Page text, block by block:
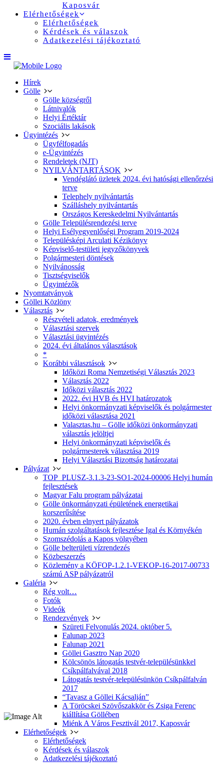
Kaposvár
Elérhetőségek
Elérhetőségek
Kérdések és válaszok
Adatkezelési tájékoztató
Hírek
Gölle
Gölle községről
Látnivalók
Helyi Értéktár
Szociális lakások
Ügyintézés
Ügyfélfogadás
e-Ügyintézés
Rendeletek (NJT)
NYILVÁNTARTÁSOK
Vendéglátó üzletek 2024. évi hatósági ellenőrzési
terve
Telephely nyilvántartás
Szálláshely nyilvántartás
Országos Kereskedelmi Nyilvántartás
Gölle Településrendezési terve
Helyi Esélyegyenlőségi Program 2019-2024
Településképi Arculati Kézikönyv
Képviselő-testületi jegyzőkönyvek
Polgármesteri döntések
Nyilvánosság
Tisztségviselők
Ügyintézők
Nyomtatványok
Göllei Közlöny
Választás
Részvételi adatok, eredmények
Választási szervek
Választási ügyintézés
2024. évi általános választások
*
Korábbi választások
Időközi Roma Nemzetiségi Választás 2023
Választás 2022
Időközi választás 2022
2022. évi HVB és HVI határozatok
Helyi önkormányzati képviselők és polgármester
időközi választása 2021
Valasztas.hu – Gölle időközi önkormányzati
választás jelöltjei
Helyi önkormányzati képviselők és
polgármesterek választása 2019
Helyi Választási Bizottság határozatai
Pályázat
TOP_PLUSZ-3.1.3-23-SO1-2024-00006 Helyi humán
fejlesztések
Magyar Falu program pályázatai
Gölle önkormányzati épületének energetikai
korszerűsítése
2020. évben elnyert pályázatok
Humán szolgáltatások fejlesztése Igal és Környékén
Szomszédolás a Kapos völgyében
Gölle belterületi vízrendezés
Közbeszerzés
Közlemény a KÖFOP-1.2.1-VEKOP-16-2017-00733
számú ASP pályázatról
Galéria
Rég volt…
Fotók
Videók
Rendezvények
Szüreti Felvonulás 2024. október 5.
Falunap 2023
Falunap 2021
Göllei Gasztro Nap 2020
Kölcsönös látogatás testvér-településünkkel
Csíkpálfalvával 2018
Látogatás testvér-településünkön Csíkpálfalván
2017
“Tavasz a Göllei Kácsalján”
A Töröcskei Szövőszakkör és Zsiga Ferenc
kiállítása Göllében
Miénk A Város Fesztivál 2017, Kaposvár
Elérhetőségek
Elérhetőségek
Kérdések és válaszok
Adatkezelési tájékoztató